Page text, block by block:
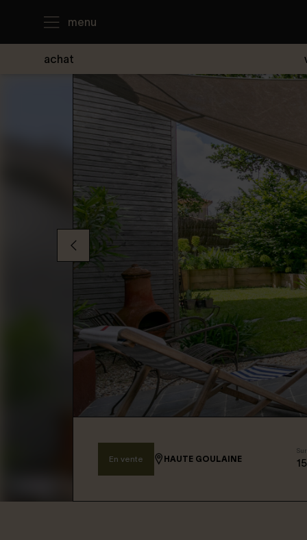
menu
Connexion / Inscription
Espace Bailleur / Locataire
achat
En vente HAUTE GOULAINE